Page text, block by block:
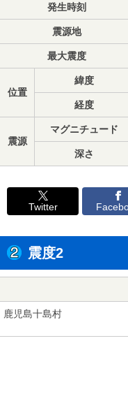
発生時刻
震源地
最大震度
位置
緯度
経度
震源
マグニチュード
深さ
Twitter
震度2
鹿児島十島村